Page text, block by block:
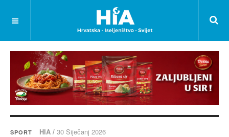
SPORT HIA / 30 Siječanj 2026